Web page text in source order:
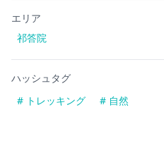
エリア
祁答院
ハッシュタグ
# トレッキング
# 自然